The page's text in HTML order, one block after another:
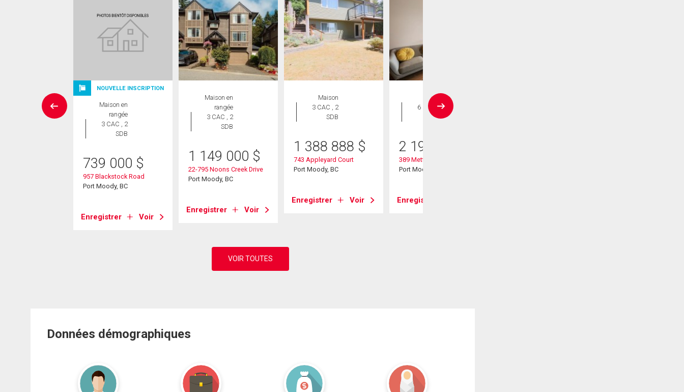
NOUVELLE INSCRIPTION
Maison en
rangée
3 CAC , 2
SDB
739 000 $
957 Blackstock Road
Port Moody, BC
Enregistrer Voir
Maison en
rangée
3 CAC , 2
SDB
1 149 000 $
22-795 Noons Creek Drive
Port Moody, BC
Enregistrer Voir
Maison
3 CAC , 2
SDB
1 388 888 $
743 Appleyard Court
Port Moody, BC
Enregistrer Voir
Maison
6 CAC , 5
SDB
2 199 900
389 Metta Street
Port Moody, BC
Enregistrer
Données démographiques